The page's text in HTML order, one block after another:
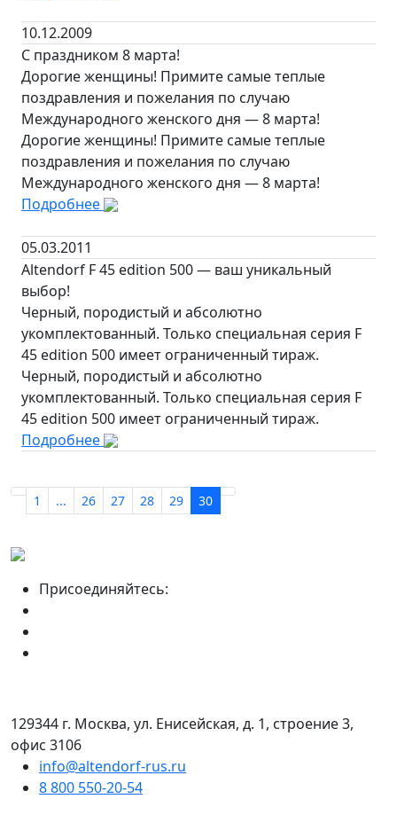
10.12.2009
С праздником 8 марта!
Дорогие женщины! Примите самые теплые
поздравления и пожелания по случаю
Международного женского дня — 8 марта!
Дорогие женщины! Примите самые теплые
поздравления и пожелания по случаю
Международного женского дня — 8 марта!
Подробнее
05.03.2011
Altendorf F 45 edition 500 — ваш уникальный
выбор!
Черный, породистый и абсолютно
укомплектованный. Только специальная серия F
45 edition 500 имеет ограниченный тираж.
Черный, породистый и абсолютно
укомплектованный. Только специальная серия F
45 edition 500 имеет ограниченный тираж.
Подробнее
1 ... 26 27 28 29 30
Присоединяйтесь:
129344 г. Москва, ул. Енисейская, д. 1, строение 3,
офис 3106
info@altendorf-rus.ru
8 800 550-20-54